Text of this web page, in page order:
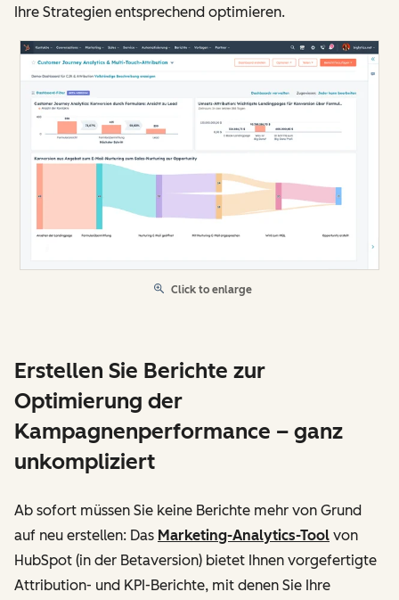
Ihre Strategien entsprechend optimieren.
Click to enlarge
Erstellen Sie Berichte zur
Optimierung der
Kampagnenperformance – ganz
unkompliziert
Ab sofort müssen Sie keine Berichte mehr von Grund
auf neu erstellen: Das Marketing-Analytics-Tool von
HubSpot (in der Betaversion) bietet Ihnen vorgefertigte
Attribution- und KPI-Berichte, mit denen Sie Ihre